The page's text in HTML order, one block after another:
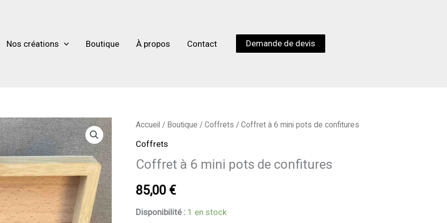
Nos créations Boutique À propos Contact Demande de devis
Accueil / Boutique / Coffrets / Coffret à 6 mini pots de confitures
Coffrets
Coffret à 6 mini pots de confitures
85,00 €
Disponibilité : 1 en stock
quantité
de
à
6
pots